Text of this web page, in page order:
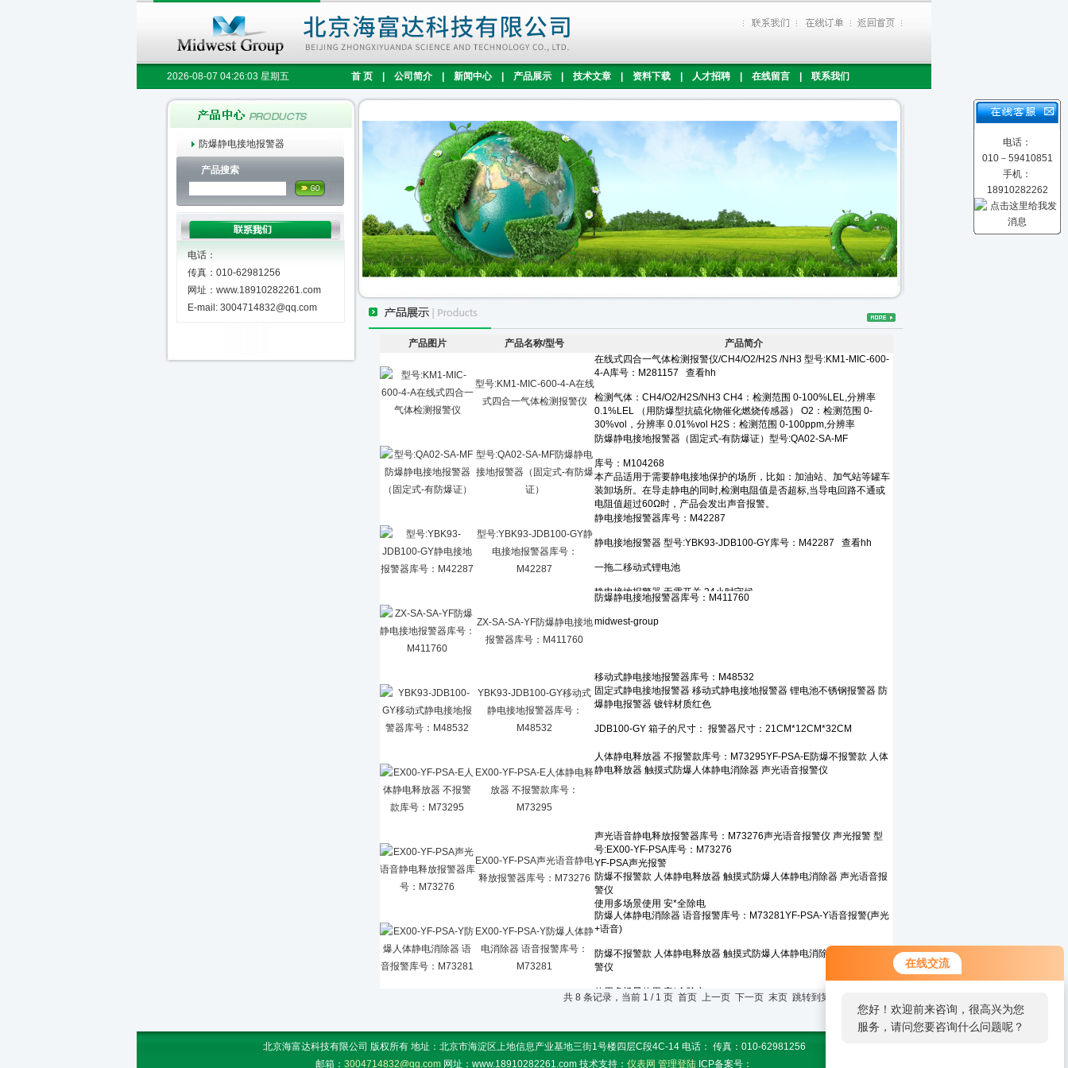
在线交流
您好！欢迎前来咨询，很高兴为您
服务，请问您要咨询什么问题呢？
2026-08-07 04:26:03 星期五 首 页 公司简介 新闻中心 产品展示 技术文章 资料下载 人才招聘 在线留言 联系我们
防爆静电接地报警器
产品搜索
电话：
传真：010-62981256
网址：www.18910282261.com
E-mail: 3004714832@qq.com
产品图片 产品名称/型号 产品简介
型号:KM1-MIC-600-4-A在线
式四合一气体检测报警仪
型号:QA02-SA-MF防爆静电
接地报警器（固定式-有防爆
证）
型号:YBK93-JDB100-GY静
电接地报警器库号：
M42287
ZX-SA-SA-YF防爆静电接地
报警器库号：M411760
YBK93-JDB100-GY移动式
静电接地报警器库号：
M48532
EX00-YF-PSA-E人体静电释
放器 不报警款库号：
M73295
EX00-YF-PSA声光语音静电
释放报警器库号：M73276
EX00-YF-PSA-Y防爆人体静
电消除器 语音报警库号：
M73281
共 8 条记录，当前 1 / 1 页 首页 上一页 下一页 末页 跳转到第
北京海富达科技有限公司 版权所有 地址：北京市海淀区上地信息产业基地三街1号楼四层C段4C-14 电话： 传真：010-62981256
邮箱： 3004714832@qq.com 网址：www.18910282261.com 技术支持： 仪表网 管理登陆 ICP备案号：
电话：
010－59410851
手机：
18910282262